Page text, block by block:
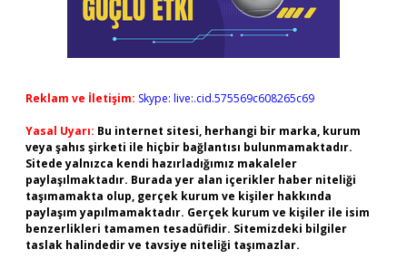
Reklam ve İletişim: Skype: live:.cid.575569c608265c69
Yasal Uyarı: Bu internet sitesi, herhangi bir marka, kurum
veya şahıs şirketi ile hiçbir bağlantısı bulunmamaktadır.
Sitede yalnızca kendi hazırladığımız makaleler
paylaşılmaktadır. Burada yer alan içerikler haber niteliği
taşımamakta olup, gerçek kurum ve kişiler hakkında
paylaşım yapılmamaktadır. Gerçek kurum ve kişiler ile isim
benzerlikleri tamamen tesadüfidir. Sitemizdeki bilgiler
taslak halindedir ve tavsiye niteliği taşımazlar.